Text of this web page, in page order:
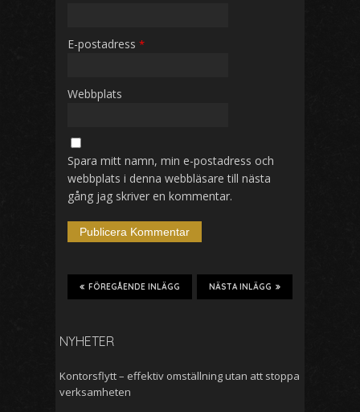
E-postadress *
Webbplats
Spara mitt namn, min e-postadress och
webbplats i denna webbläsare till nästa
gång jag skriver en kommentar.
NÄSTA INLÄGG
FÖREGÅENDE INLÄGG
NYHETER
Kontorsflytt – effektiv omställning utan att stoppa
verksamheten